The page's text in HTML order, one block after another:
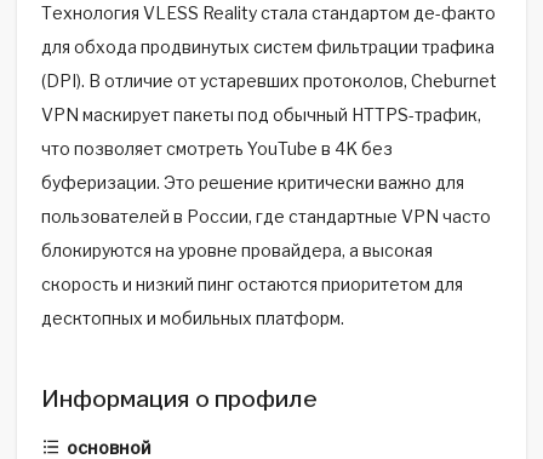
Технология VLESS Reality стала стандартом де-факто
для обхода продвинутых систем фильтрации трафика
(DPI). В отличие от устаревших протоколов, Cheburnet
VPN маскирует пакеты под обычный HTTPS-трафик,
что позволяет смотреть YouTube в 4K без
буферизации. Это решение критически важно для
пользователей в России, где стандартные VPN часто
блокируются на уровне провайдера, а высокая
скорость и низкий пинг остаются приоритетом для
десктопных и мобильных платформ.
Информация о профиле
основной